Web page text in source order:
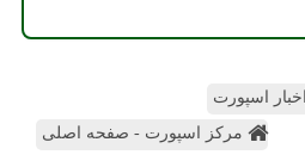
اخبار اسپورت
مرکز اسپورت - صفحه اصلی